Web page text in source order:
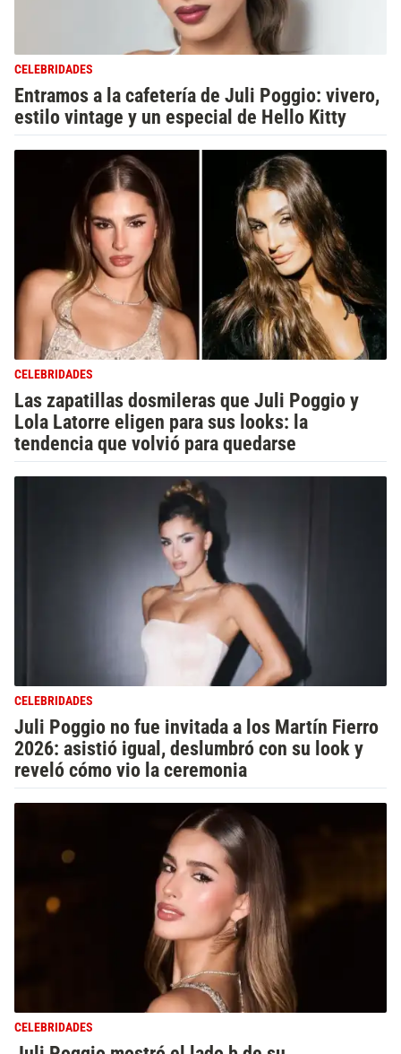
CELEBRIDADES
Entramos a la cafetería de Juli Poggio: vivero,
estilo vintage y un especial de Hello Kitty
CELEBRIDADES
Las zapatillas dosmileras que Juli Poggio y
Lola Latorre eligen para sus looks: la
tendencia que volvió para quedarse
CELEBRIDADES
Juli Poggio no fue invitada a los Martín Fierro
2026: asistió igual, deslumbró con su look y
reveló cómo vio la ceremonia
CELEBRIDADES